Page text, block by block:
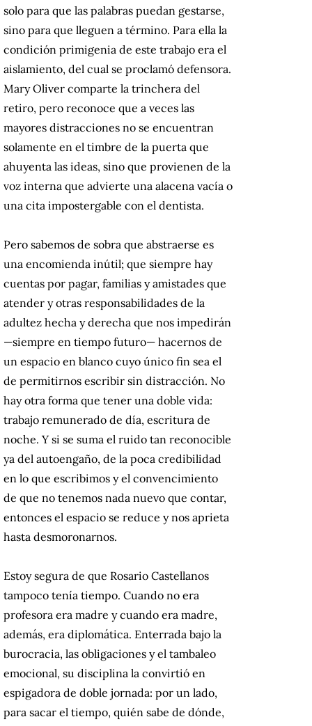
solo para que las palabras puedan gestarse,
sino para que lleguen a término. Para ella la
condición primigenia de este trabajo era el
aislamiento, del cual se proclamó defensora.
Mary Oliver comparte la trinchera del
retiro, pero reconoce que a veces las
mayores distracciones no se encuentran
solamente en el timbre de la puerta que
ahuyenta las ideas, sino que provienen de la
voz interna que advierte una alacena vacía o
una cita impostergable con el dentista.
Pero sabemos de sobra que abstraerse es
una encomienda inútil; que siempre hay
cuentas por pagar, familias y amistades que
atender y otras responsabilidades de la
adultez hecha y derecha que nos impedirán
—siempre en tiempo futuro— hacernos de
un espacio en blanco cuyo único fin sea el
de permitirnos escribir sin distracción. No
hay otra forma que tener una doble vida:
trabajo remunerado de día, escritura de
noche. Y si se suma el ruido tan reconocible
ya del autoengaño, de la poca credibilidad
en lo que escribimos y el convencimiento
de que no tenemos nada nuevo que contar,
entonces el espacio se reduce y nos aprieta
hasta desmoronarnos.
Estoy segura de que Rosario Castellanos
tampoco tenía tiempo. Cuando no era
profesora era madre y cuando era madre,
además, era diplomática. Enterrada bajo la
burocracia, las obligaciones y el tambaleo
emocional, su disciplina la convirtió en
espigadora de doble jornada: por un lado,
para sacar el tiempo, quién sabe de dónde,